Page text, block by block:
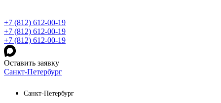
+7 (812) 612-00-19
+7 (812) 612-00-19
+7 (812) 612-00-19
Оставить заявку
Санкт-Петербург
Санкт-Петербург